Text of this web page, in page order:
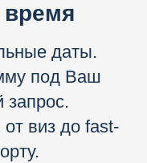
даты.
под Ваш
запрос.
виз до fast-